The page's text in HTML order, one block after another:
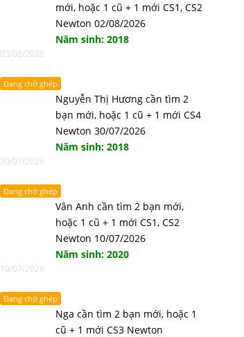
mới, hoặc 1 cũ + 1 mới CS1, CS2
Newton 02/08/2026
Năm sinh: 2018
03/08/2026
Đang chờ ghép
Nguyễn Thị Hương cần tìm 2
bạn mới, hoặc 1 cũ + 1 mới CS4
Newton 30/07/2026
Năm sinh: 2018
30/07/2026
Đang chờ ghép
Vân Anh cần tìm 2 bạn mới,
hoặc 1 cũ + 1 mới CS1, CS2
Newton 10/07/2026
Năm sinh: 2020
10/07/2026
Đang chờ ghép
Nga cần tìm 2 bạn mới, hoặc 1
cũ + 1 mới CS3 Newton